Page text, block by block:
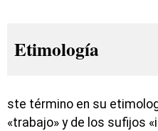
Etimología
ste término en su
«trabajo» y de los sufijos